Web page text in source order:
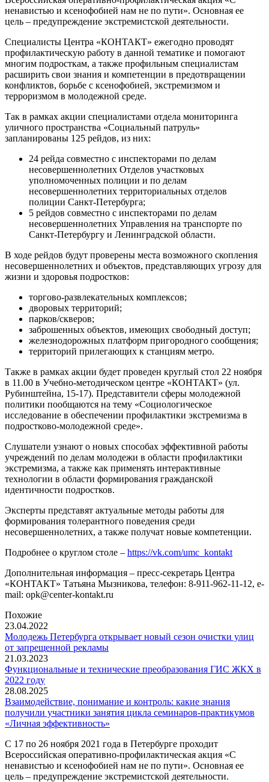
ненавистью и ксенофобией нам не по пути». Основная ее
цель – предупреждение экстремистской деятельности.
Специалисты Центра «КОНТАКТ» ежегодно проводят
профилактическую работу в данной тематике и помогают
многим подросткам, а также профильным специалистам
расширить свои знания и компетенции в предотвращении
конфликтов, борьбе с ксенофобией, экстремизмом и
терроризмом в молодежной среде.
Так в рамках акции специалистами отдела мониторинга
уличного пространства «Социальный патруль»
запланированы 125 рейдов, из них:
24 рейда совместно с инспекторами по делам
несовершеннолетних Отделов участковых
уполномоченных полиции и по делам
несовершеннолетних территориальных отделов
полиции Санкт-Петербурга;
5 рейдов совместно с инспекторами по делам
несовершеннолетних Управления на транспорте по
Санкт-Петербургу и Ленинградской области.
В ходе рейдов будут проверены места возможного скопления
несовершеннолетних и объектов, представляющих угрозу для
жизни и здоровья подростков:
торгово-развлекательных комплексов;
дворовых территорий;
парков/скверов;
заброшенных объектов, имеющих свободный доступ;
железнодорожных платформ пригородного сообщения;
территорий прилегающих к станциям метро.
Также в рамках акции будет проведен круглый стол 22 ноября
в 11.00 в Учебно-методическом центре «КОНТАКТ» (ул.
Рубинштейна, 15-17). Представители сферы молодежной
политики пообщаются на тему «Социологическое
исследование в обеспечении профилактики экстремизма в
подростково-молодежной среде».
Слушатели узнают о новых способах эффективной работы
учреждений по делам молодежи в области профилактики
экстремизма, а также как применять интерактивные
технологии в области формирования гражданской
идентичности подростков.
Эксперты представят актуальные методы работы для
формирования толерантного поведения среди
несовершеннолетних, а также получат новые компетенции.
Подробнее о круглом столе – https://vk.com/umc_kontakt
Дополнительная информация – пресс-секретарь Центра
«КОНТАКТ» Татьяна Мызникова, телефон: 8-911-962-11-12, e-
mail: opk@center-kontakt.ru
Похожие
23.04.2022
Молодежь Петербурга открывает новый сезон очистки улиц
от запрещенной рекламы
21.03.2023
Функциональные и технические преобразования ГИС ЖКХ в
2022 году
28.08.2025
Взаимодействие, понимание и контроль: какие знания
получили участники занятия цикла семинаров-практикумов
«Личная эффективность»
С 17 по 26 ноября 2021 года в Петербурге проходит
Всероссийская оперативно-профилактическая акция «С
ненавистью и ксенофобией нам не по пути». Основная ее
цель – предупреждение экстремистской деятельности.